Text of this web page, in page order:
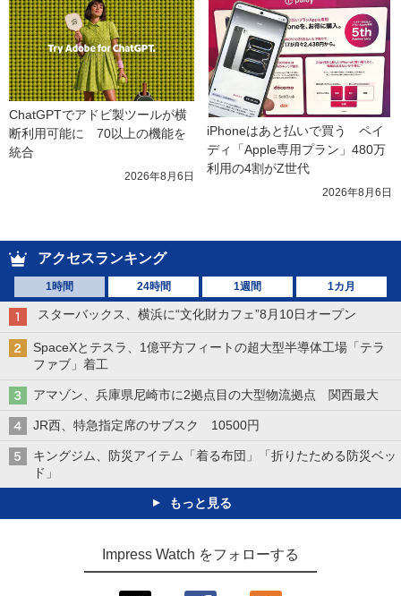
ChatGPTでアドビ製ツールが横
断利用可能に　70以上の機能を
統合
2026年8月6日
iPhoneはあと払いで買う　ペイ
ディ「Apple専用プラン」480万
利用の4割がZ世代
2026年8月6日
アクセスランキング
1時間 24時間 1週間 1カ月
スターバックス、横浜に“文化財カフェ”8月10日オープン
SpaceXとテスラ、1億平方フィートの超大型半導体工場「テラ
ファブ」着工
アマゾン、兵庫県尼崎市に2拠点目の大型物流拠点 関西最大
JR西、特急指定席のサブスク 10500円
キングジム、防災アイテム「着る布団」「折りたためる防災ベッ
ド」
もっと見る
Impress Watch をフォローする